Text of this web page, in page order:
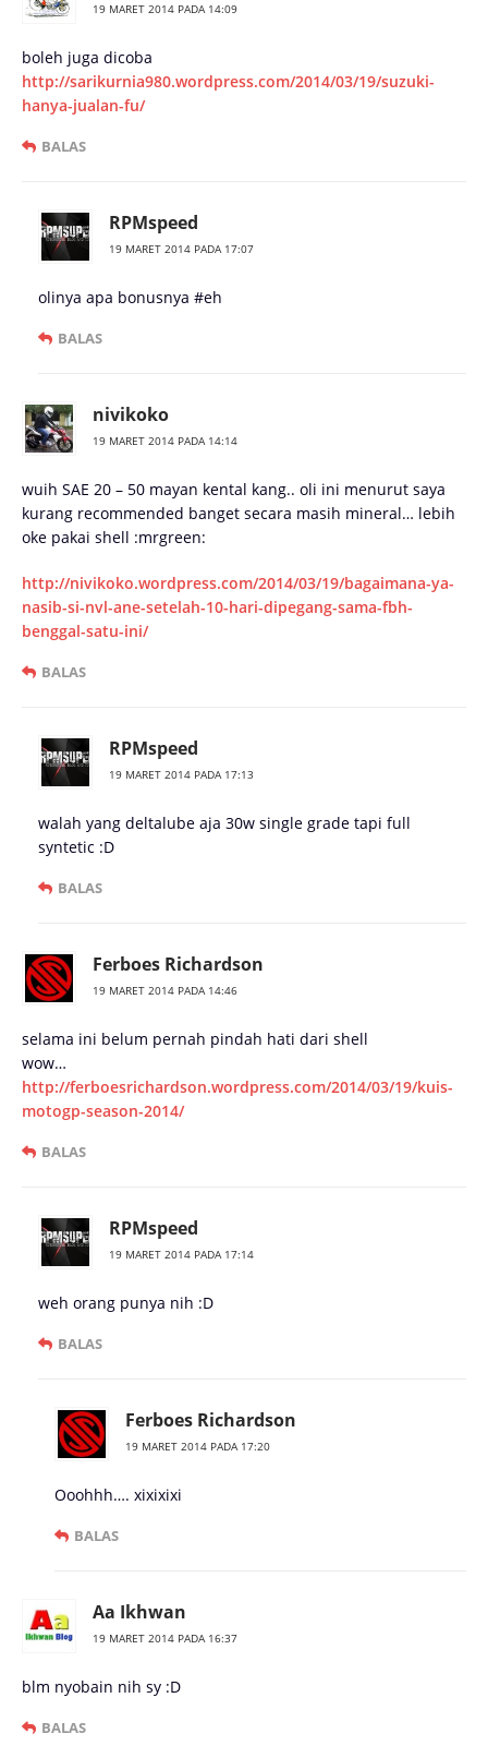
19 MARET 2014 PADA 14:09
boleh juga dicoba
http://sarikurnia980.wordpress.com/2014/03/19/suzuki-
hanya-jualan-fu/
BALAS
RPMspeed
19 MARET 2014 PADA 17:07
olinya apa bonusnya #eh
BALAS
nivikoko
19 MARET 2014 PADA 14:14
wuih SAE 20 – 50 mayan kental kang.. oli ini menurut saya
kurang recommended banget secara masih mineral… lebih
oke pakai shell :mrgreen:
http://nivikoko.wordpress.com/2014/03/19/bagaimana-ya-
nasib-si-nvl-ane-setelah-10-hari-dipegang-sama-fbh-
benggal-satu-ini/
BALAS
RPMspeed
19 MARET 2014 PADA 17:13
walah yang deltalube aja 30w single grade tapi full
syntetic :D
BALAS
Ferboes Richardson
19 MARET 2014 PADA 14:46
selama ini belum pernah pindah hati dari shell
wow…
http://ferboesrichardson.wordpress.com/2014/03/19/kuis-
motogp-season-2014/
BALAS
RPMspeed
19 MARET 2014 PADA 17:14
weh orang punya nih :D
BALAS
Ferboes Richardson
19 MARET 2014 PADA 17:20
Ooohhh…. xixixixi
BALAS
Aa Ikhwan
19 MARET 2014 PADA 16:37
blm nyobain nih sy :D
BALAS